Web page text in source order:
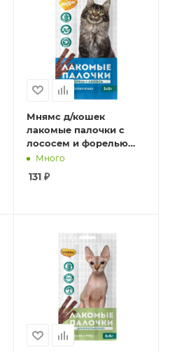
Мнямс д/кошек
лакомые палочки с
лососем и форелью
3*5 гр
Много
131₽